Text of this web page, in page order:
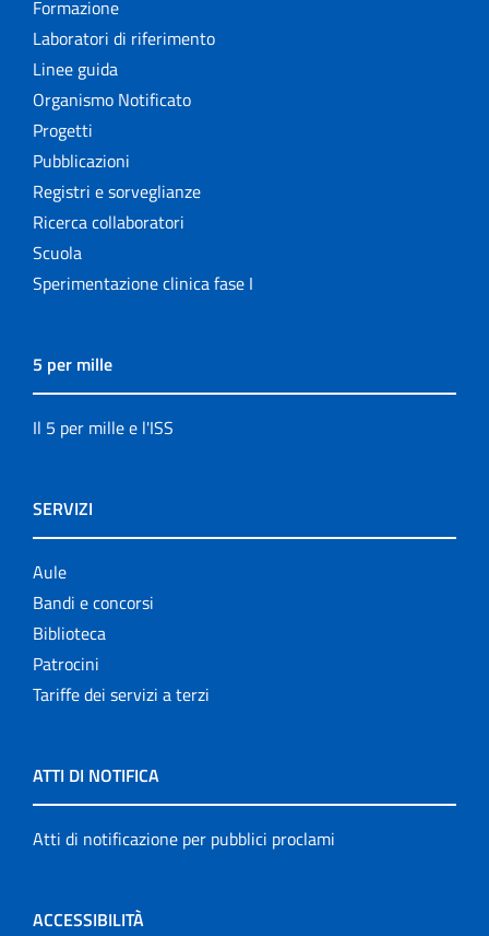
Formazione
Laboratori di riferimento
Linee guida
Organismo Notificato
Progetti
Pubblicazioni
Registri e sorveglianze
Ricerca collaboratori
Scuola
Sperimentazione clinica fase I
5 per mille
Il 5 per mille e l'ISS
SERVIZI
Aule
Bandi e concorsi
Biblioteca
Patrocini
Tariffe dei servizi a terzi
ATTI DI NOTIFICA
Atti di notificazione per pubblici proclami
ACCESSIBILITÀ